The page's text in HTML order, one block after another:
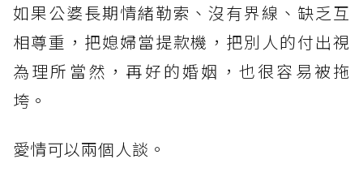
如果公婆長期情緒勒索、沒有界線、缺乏互
相尊重，把媳婦當提款機，把別人的付出視
為理所當然，再好的婚姻，也很容易被拖
垮。
愛情可以兩個人談。